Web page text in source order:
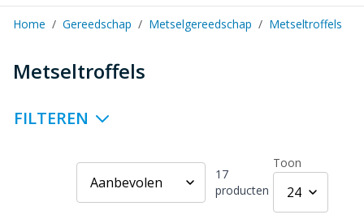
Home / Gereedschap / Metselgereedschap / Metseltroffels
Metseltroffels
FILTEREN
17
producten
Toon